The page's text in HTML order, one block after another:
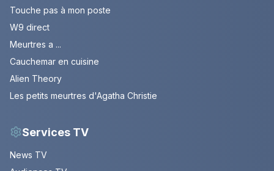
Touche pas à mon poste
W9 direct
Meurtres a ...
Cauchemar en cuisine
Alien Theory
Les petits meurtres d'Agatha Christie
Services TV
News TV